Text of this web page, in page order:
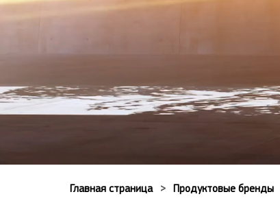
Главная страница Продуктовые бренды